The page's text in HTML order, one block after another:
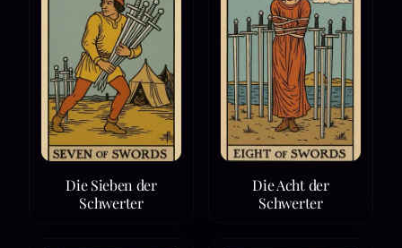
Die Sieben der
Schwerter
Die Acht der
Schwerter